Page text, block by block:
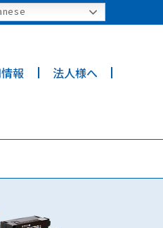
報 法人様へ
No